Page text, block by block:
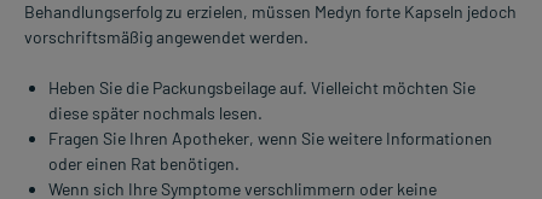
Behandlungserfolg zu erzielen, müssen Medyn forte Kapseln jedoch
vorschriftsmäßig angewendet werden.
Heben Sie die Packungsbeilage auf. Vielleicht möchten Sie
diese später nochmals lesen.
Fragen Sie Ihren Apotheker, wenn Sie weitere Informationen
oder einen Rat benötigen.
Wenn sich Ihre Symptome verschlimmern oder keine